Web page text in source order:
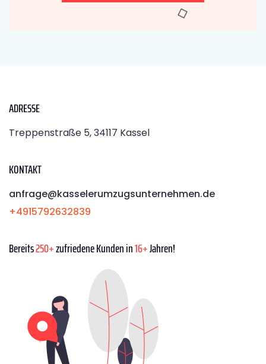
ADRESSE
Treppenstraße 5, 34117 Kassel
KONTAKT
anfrage@kasselerumzugsunternehmen.de
+4915792632839
Bereits250+zufriedene Kunden in16+Jahren!